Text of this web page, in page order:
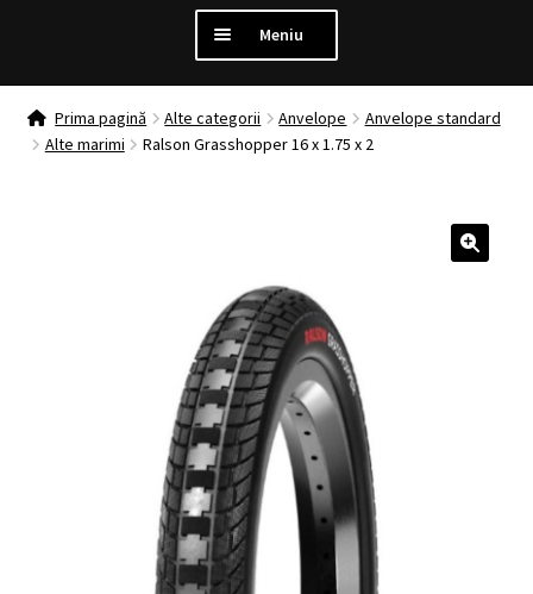
Meniu
PROMOTII
copil
Extinde
meniul
MANSOANE
ANVELOPE
MENTENANTA
ALTE CATEGORII
Prima pagină Alte categorii Anvelope
Anvelope standard
Alte marimi
Ralson Grasshopper 16 x 1.75 x 2